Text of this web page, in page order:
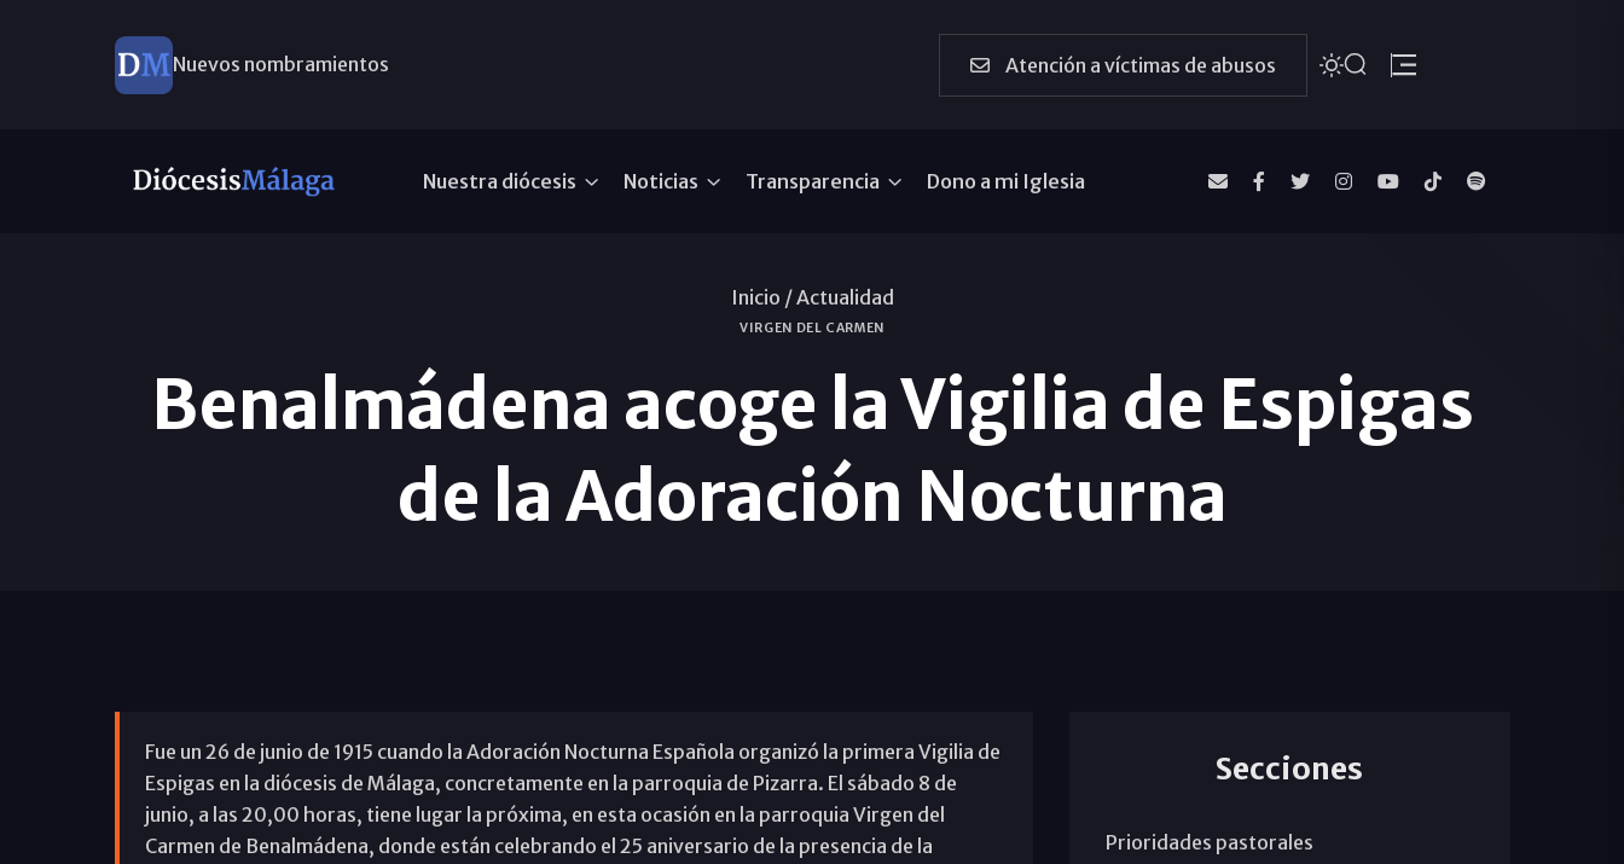
Nuevos nombramientos Atención a víctimas de abusos
Nuestra diócesis Noticias Transparencia Dono a mi Iglesia
Inicio /Actualidad
VIRGEN DEL CARMEN
Benalmádena acoge la Vigilia de Espigas
de la Adoración Nocturna
Fue un 26 de junio de 1915 cuando la Adoración Nocturna Española organizó la primera Vigilia de
Espigas en la diócesis de Málaga, concretamente en la parroquia de Pizarra. El sábado 8 de
junio, a las 20,00 horas, tiene lugar la próxima, en esta ocasión en la parroquia Virgen del
Carmen de Benalmádena, donde están celebrando el 25 aniversario de la presencia de la
Secciones
Prioridades pastorales